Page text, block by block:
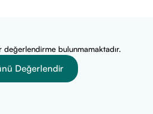
değerlendirme bulunmamaktadır.
Değerlendir